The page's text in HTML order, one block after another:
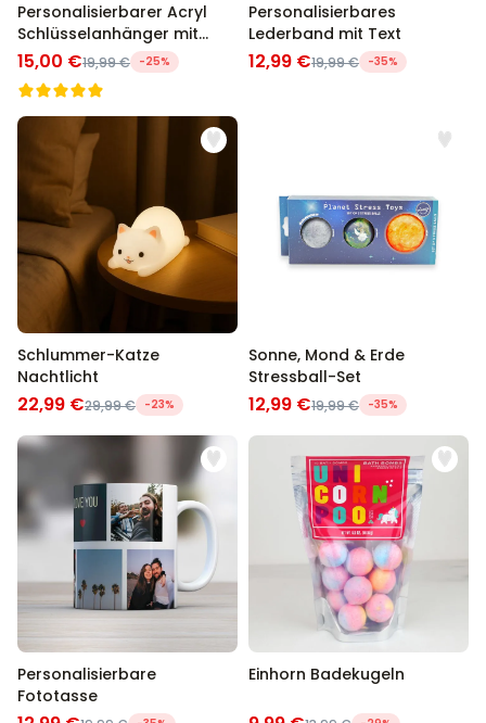
Personalisierbarer Acryl
Schlüsselanhänger mit
Foto und Text
15,00 €19,99 € -25%
Personalisierbares
Lederband mit Text
12,99 €19,99 € -35%
Schlummer-Katze
Nachtlicht
22,99 €29,99 € -23%
Sonne, Mond & Erde
Stressball-Set
12,99 €19,99 € -35%
Personalisierbare
Fototasse
Einhorn Badekugeln